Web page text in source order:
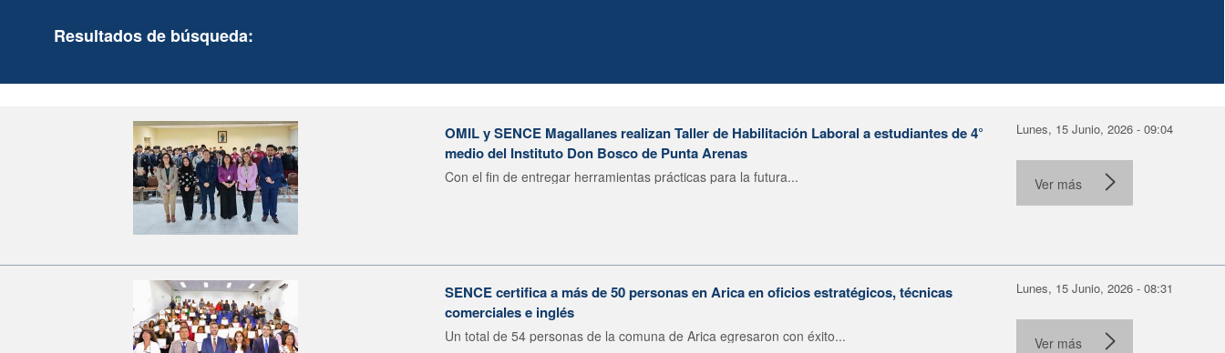
Resultados de búsqueda:
OMIL y SENCE Magallanes realizan Taller de Habilitación Laboral a estudiantes de 4°
medio del Instituto Don Bosco de Punta Arenas
Con el fin de entregar herramientas prácticas para la futura...
Lunes, 15 Junio, 2026 - 09:04
Ver más
SENCE certifica a más de 50 personas en Arica en oficios estratégicos, técnicas
comerciales e inglés
Un total de 54 personas de la comuna de Arica egresaron con éxito...
Lunes, 15 Junio, 2026 - 08:31
Ver más